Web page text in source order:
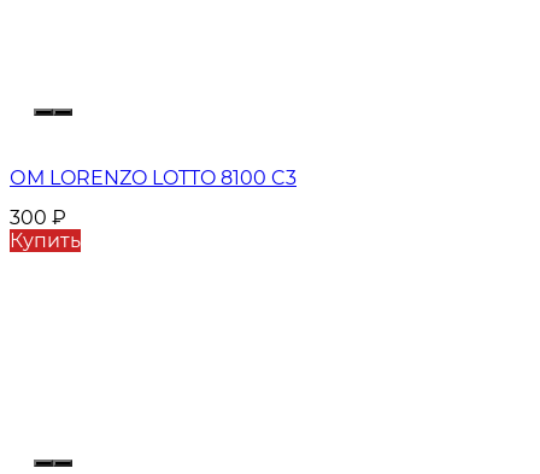
ОМ LORENZO LOTTO 8100 C3
300 ₽
Купить